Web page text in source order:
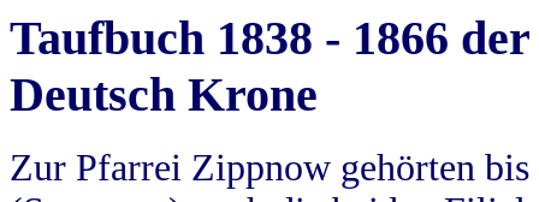
Taufbuch 1838 - 1866
Deutsch Krone
Zur Pfarrei Zippnow gehörten